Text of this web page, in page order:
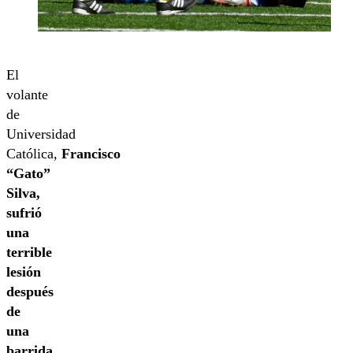
El
volante
de
Universidad
Católica, Francisco
“Gato”
Silva,
sufrió
una
terrible
lesión
después
de
una